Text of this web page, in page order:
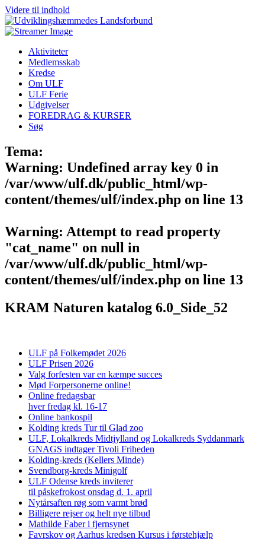
Videre til indhold
Aktiviteter
Medlemsskab
Kredse
Om ULF
ULF Ferie
Udgivelser
FOREDRAG & KURSER
Søg
Tema:
Warning: Undefined array key 0 in
/var/www/ulf.dk/public_html/wp-
content/themes/ulf/index.php on line 13
Warning: Attempt to read property
"cat_name" on null in
/var/www/ulf.dk/public_html/wp-
content/themes/ulf/index.php on line 13
KRAM Naturen katalog 6.0_Side_52
ULF på Folkemødet 2026
ULF Prisen 2026
Valg forfesten var en kæmpe succes
Mød Forpersonerne online!
Online fredagsbar
hver fredag kl. 16-17
Online bankospil
Kolding kreds Tur til Glad zoo
ULF, Lokalkreds Midtjylland og Lokalkreds Syddanmark
GNAGS indtager Tivoli Friheden
Kolding-kreds (Kellers Minde)
Svendborg-kreds Minigolf
ULF Odense kreds inviterer
til påskefrokost onsdag d. 1. april
Nytårsaften røg som varmt brød
Billigere rejser og helt nye tilbud
Mathilde Faber i fjernsynet
Favrskov og Aarhus kredsen Kursus i førstehjælp